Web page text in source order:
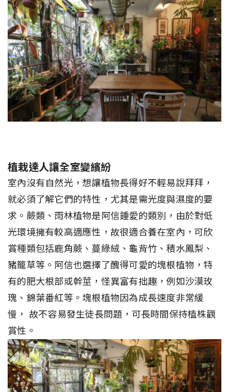
植栽達人讓全室變繽紛
室內沒有自然光，想讓植物長得好不輕易說拜拜，
就必須了解它們的特性，尤其是需光度與濕度的要
求。蕨類、雨林植物是阿信鍾愛的類別，由於對低
光環境擁有較高適應性，故很適合養在室內，可欣
賞種類包括鹿角蕨、蔓綠絨、龜背竹、積水鳳梨、
豬籠草等。阿信也選擇了醜得可愛的塊根植物，特
有的肥大根部或幹莖，怪異富有拙趣，例如沙漠玫
瑰、錦葉番紅等。塊根植物因為成長速度非常緩
慢， 故不容易發生徒長問題，可長時間保持植株觀
賞性。